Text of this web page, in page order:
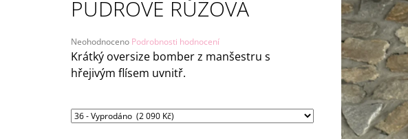
PUDROVĚ RŮŽOVÁ
Průměrné
hodnocení
produktu
je
5
Neohodnoceno Podrobnosti hodnocení
Krátký oversize bomber z manšestru s
hřejivým flísem uvnitř.
1 980 Kč
1 990 Kč